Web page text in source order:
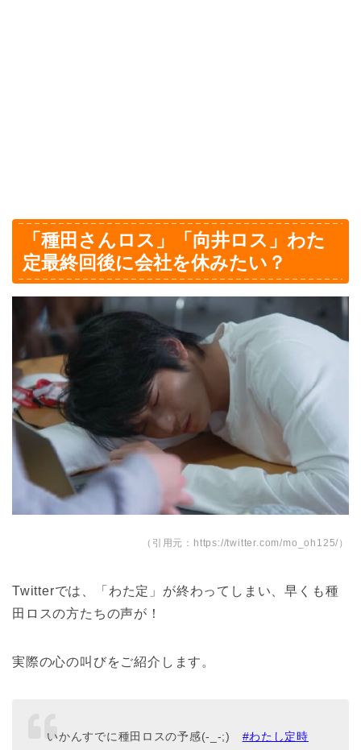
「種田さんロス」「向井ロス」わた
定最終回後に会社を休みたい？
（引用元：https://twitter.com/mo_oh125/）
Twitterでは、「わた定」が終わってしまい、早くも種
田ロスの方たちの声が！
実際の心の叫びをご紹介します。
いかんすでに種田ロスの予感(-_-;) #わたし定時